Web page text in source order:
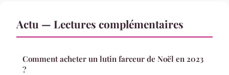
Actu — Lectures complémentaires
Comment acheter un lutin farceur de Noël en 2023
?